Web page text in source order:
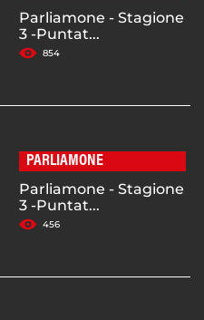
Parliamone - Stagione
3 -Puntat...
854
PARLIAMONE
Parliamone - Stagione
3 -Puntat...
456